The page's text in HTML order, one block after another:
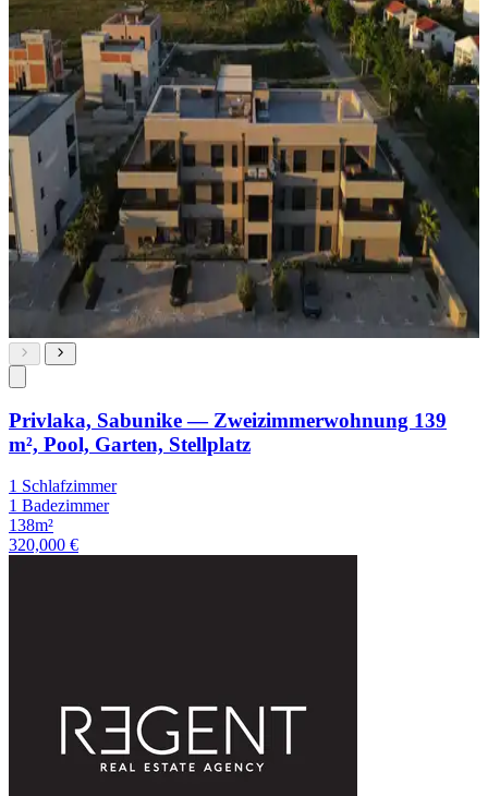
Privlaka, Sabunike — Zweizimmerwohnung 139
m², Pool, Garten, Stellplatz
1 Schlafzimmer
1 Badezimmer
138m²
320,000 €